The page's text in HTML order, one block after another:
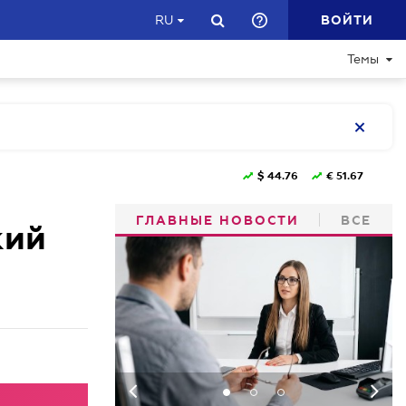
RU ВОЙТИ
Темы
$ 44.76 € 51.67
ГЛАВНЫЕ НОВОСТИ ВСЕ